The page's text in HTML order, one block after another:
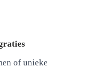
of unieke